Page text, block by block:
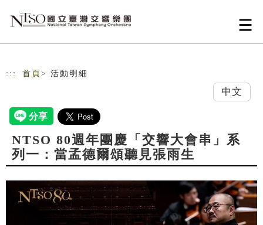
::: 首頁 > 活動明細
中文
NTSO 80週年團慶「交響大會串」系
列一：當孟德爾頌聽見張雨生